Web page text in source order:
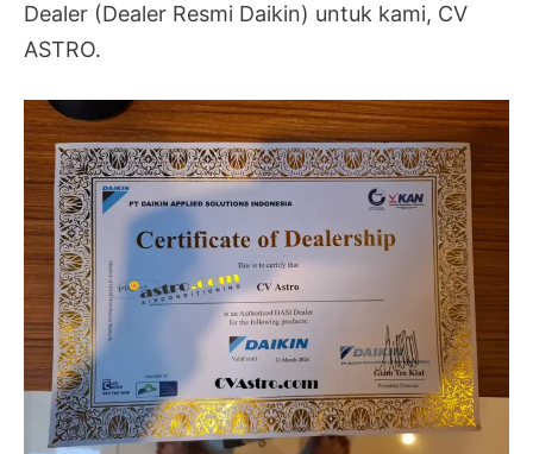
Dealer (Dealer Resmi Daikin) untuk kami, CV
ASTRO.